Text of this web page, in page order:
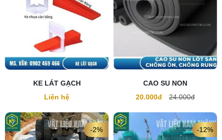
KE LÁT GẠCH
Liên hệ
CAO SU NON
20.000đ
24.000đ
-2% -12%